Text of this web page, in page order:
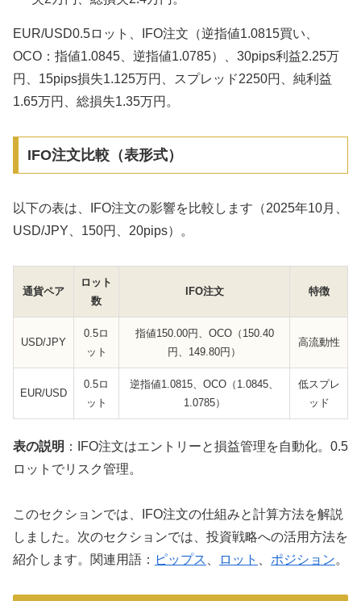
EUR/USD0.5ロット、IFO注文（逆指値1.0815買い、
OCO：指値1.0845、逆指値1.0785）、30pips利益2.25万
円、15pips損失1.125万円、スプレッド2250円、純利益
1.65万円、総損失1.35万円。
IFO注文比較（表形式）
以下の表は、IFO注文の影響を比較します（2025年10月、
USD/JPY、150円、20pips）。
通貨ペア
ロット
数
IFO注文 特徴
USD/JPY
0.5ロ
ット
指値150.00円、OCO（150.40
円、149.80円）
高流動性
EUR/USD
0.5ロ
ット
逆指値1.0815、OCO（1.0845、
1.0785）
低スプレ
ッド
表の説明 ：IFO注文はエントリーと損益管理を自動化。0.5
ロットでリスク管理。
このセクションでは、IFO注文の仕組みと計算方法を解説
しました。次のセクションでは、投資戦略への活用方法を
紹介します。関連用語： ピップス ロット ポジション。